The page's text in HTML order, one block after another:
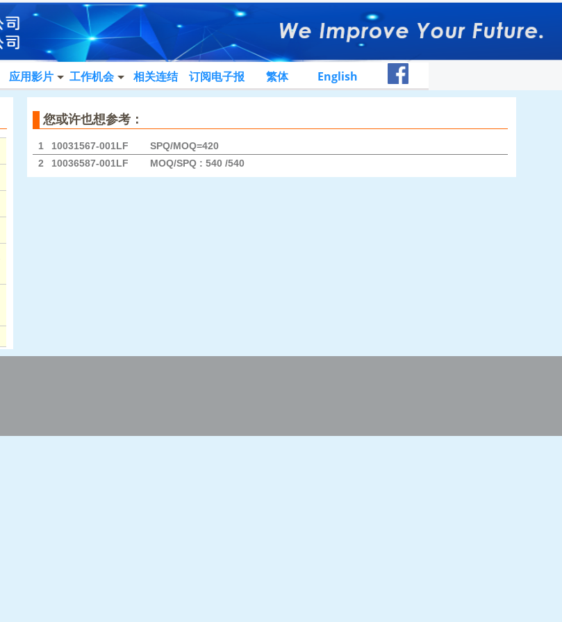
应用影片 工作机会 相关连结 订阅电子报 繁体 English
您或许也想参考：
1 10031567-001LF
SPQ/MOQ=420
2
10036587-001LF MOQ/SPQ : 540 /540